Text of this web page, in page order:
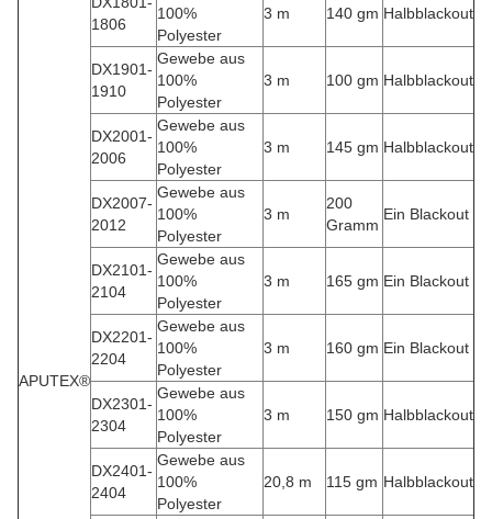
APUTEX®
1806
100%
Polyester
3 m 140 gm Halbblackout
DX1901-
1910
Gewebe aus
100%
Polyester
3 m 100 gm Halbblackout
DX2001-
2006
Gewebe aus
100%
Polyester
3 m 145 gm Halbblackout
DX2007-
2012
Gewebe aus
100%
Polyester
3 m
200
Gramm
Ein Blackout
DX2101-
2104
Gewebe aus
100%
Polyester
3 m 165 gm Ein Blackout
DX2201-
2204
Gewebe aus
100%
Polyester
3 m 160 gm Ein Blackout
DX2301-
2304
Gewebe aus
100%
Polyester
3 m 150 gm Halbblackout
DX2401-
2404
Gewebe aus
100%
Polyester
20,8 m 115 gm Halbblackout